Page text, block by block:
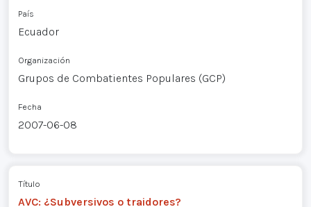
País
Ecuador
Organización
Grupos de Combatientes Populares (GCP)
Fecha
2007-06-08
Título
AVC: ¿Subversivos o traidores?